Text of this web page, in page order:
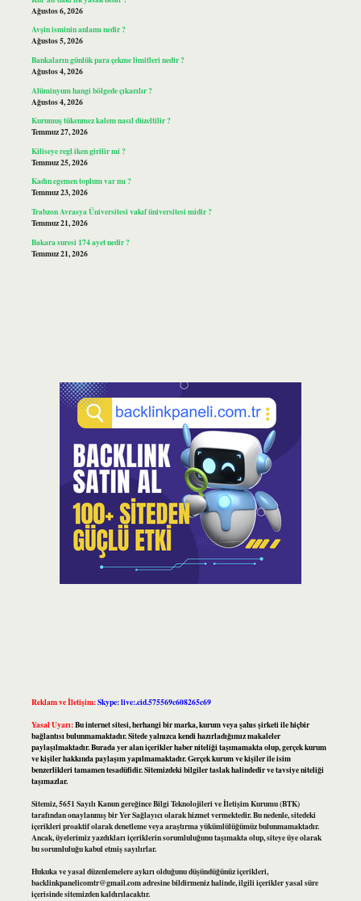
Ağustos 6, 2026
Avşin isminin anlamı nedir ?
Ağustos 5, 2026
Bankaların günlük para çekme limitleri nedir ?
Ağustos 4, 2026
Alüminyum hangi bölgede çıkarılır ?
Ağustos 4, 2026
Kurumuş tükenmez kalem nasıl düzeltilir ?
Temmuz 27, 2026
Kiliseye regl iken girilir mi ?
Temmuz 25, 2026
Kadın egemen toplum var mı ?
Temmuz 23, 2026
Trabzon Avrasya Üniversitesi vakıf üniversitesi midir ?
Temmuz 21, 2026
Bakara suresi 174 ayet nedir ?
Temmuz 21, 2026
Reklam ve İletişim:Skype: live:.cid.575569c608265c69
Yasal Uyarı:Bu internet sitesi, herhangi bir marka, kurum veya şahıs şirketi ile hiçbir
bağlantısı bulunmamaktadır. Sitede yalnızca kendi hazırladığımız makaleler
paylaşılmaktadır. Burada yer alan içerikler haber niteliği taşımamakta olup, gerçek kurum
ve kişiler hakkında paylaşım yapılmamaktadır. Gerçek kurum ve kişiler ile isim
benzerlikleri tamamen tesadüfidir. Sitemizdeki bilgiler taslak halindedir ve tavsiye niteliği
taşımazlar.
Sitemiz, 5651 Sayılı Kanun gereğince Bilgi Teknolojileri ve İletişim Kurumu (BTK)
tarafından onaylanmış bir Yer Sağlayıcı olarak hizmet vermektedir. Bu nedenle, sitedeki
içerikleri proaktif olarak denetleme veya araştırma yükümlülüğümüz bulunmamaktadır.
Ancak, üyelerimiz yazdıkları içeriklerin sorumluluğunu taşımakta olup, siteye üye olarak
bu sorumluluğu kabul etmiş sayılırlar.
Hukuka ve yasal düzenlemelere aykırı olduğunu düşündüğünüz içerikleri,
backlinkpanelicomtr@gmail.comadresine bildirmeniz halinde, ilgili içerikler yasal süre
içerisinde sitemizden kaldırılacaktır.